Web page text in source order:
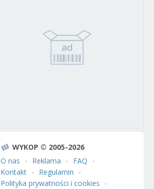
WYKOP © 2005-2026
O nas
Reklama
FAQ
Kontakt
Regulamin
Polityka prywatności i cookies